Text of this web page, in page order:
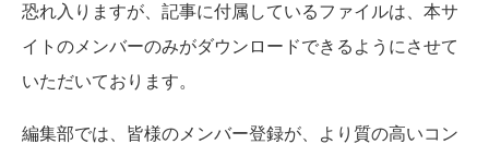
恐れ入りますが、記事に付属しているファイルは、本サ
イトのメンバーのみがダウンロードできるようにさせて
いただいております。
編集部では、皆様のメンバー登録が、より質の高いコン